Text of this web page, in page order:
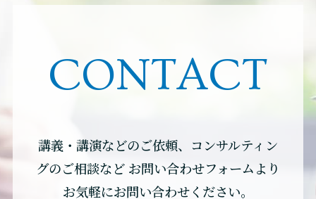
CONTACT
講義・講演などのご依頼、コンサルティン
グのご相談など お問い合わせフォームより
お気軽にお問い合わせください。